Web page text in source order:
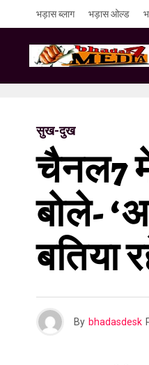
भड़ास ब्लाग भड़ास ओल्ड
सुख-दुख
चैनल7
बोले-
बतिया
By bhadasdesk